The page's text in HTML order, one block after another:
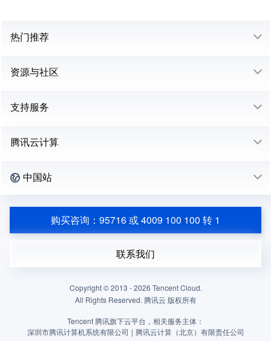
热门推荐
资源与社区
支持服务
腾讯云计算
中国站
购买咨询：95716 或 4009 100 100 转 1
联系我们
Copyright © 2013 -2026 Tencent Cloud.
All Rights Reserved. 腾讯云 版权所有
Tencent 腾讯旗下云平台，相关服务主体：
深圳市腾讯计算机系统有限公司 | 腾讯云计算（北京）有限责任公司